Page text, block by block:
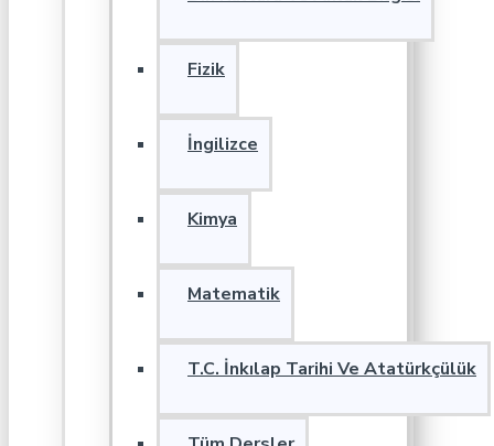
Fizik
İngilizce
Kimya
Matematik
T.C. İnkılap Tarihi Ve Atatürkçülük